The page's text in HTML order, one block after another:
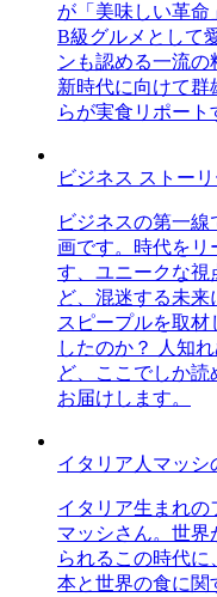
が「美味しい革命
B級グルメとして
ンも認める一流の
新時代に向けて群
らが実食リポート
ビジネス ストー
ビジネスの第一
画です。時代をリ
す、ユニークな視
ど、混迷する未
スピープルを取
したのか？ 人知
ど、ここでしか
お届けします。
イタリア人マッシ
イタリア生まれの
マッシさん。世界
られるこの時代に
本と世界の食に関